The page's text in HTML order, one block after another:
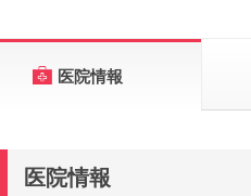
医院情報
医院情報